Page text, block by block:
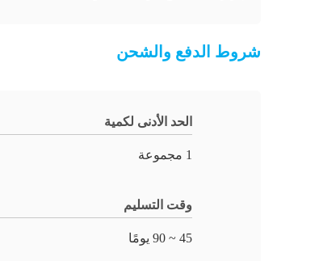
شروط الدفع والشحن
الحد الأدنى لكمية
1 مجموعة
وقت التسليم
45 ~ 90 يومًا